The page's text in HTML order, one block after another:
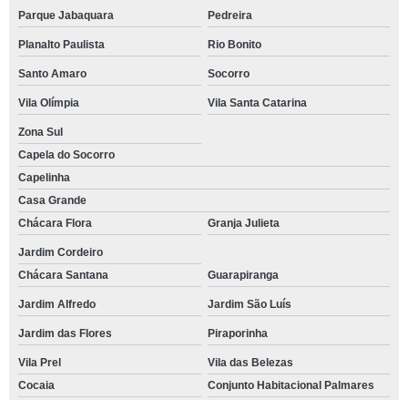
Parque Jabaquara Pedreira
Planalto Paulista Rio Bonito
Santo Amaro Socorro
Vila Olímpia Vila Santa Catarina
Zona Sul
Capela do Socorro
Capelinha
Casa Grande
Chácara Flora
Granja Julieta
Jardim Cordeiro
Chácara Santana
Guarapiranga
Jardim Alfredo Jardim São Luís
Jardim das Flores Piraporinha
Vila Prel
Vila das Belezas
Cocaia
Conjunto Habitacional Palmares